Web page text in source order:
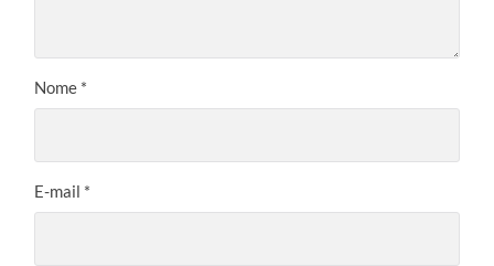
Nome *
E-mail *